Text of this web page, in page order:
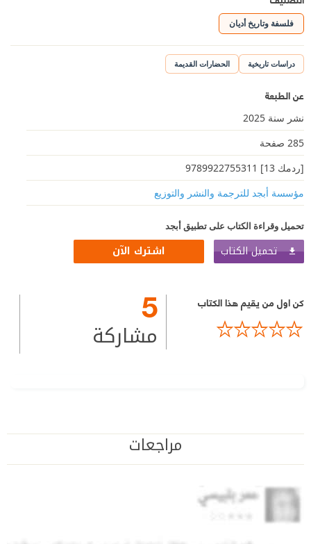
فلسفة وتاريخ أديان
دراسات تاريخية الحضارات القديمة
عن الطبعة
نشر سنة 2025
285 صفحة
[ردمك 13] 9789922755311
مؤسسة أبجد للترجمة والنشر والتوزيع
تحميل وقراءة الكتاب على تطبيق أبجد
تحميل الكتاب اشترك الآن
كن اول من يقيم هذا الكتاب 5
مشاركة
مراجعات